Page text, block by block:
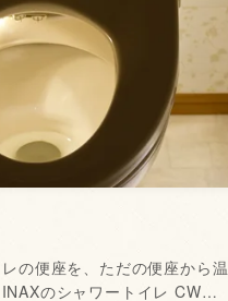
の便座を、ただの便座から温
のシャワートイレ CW…